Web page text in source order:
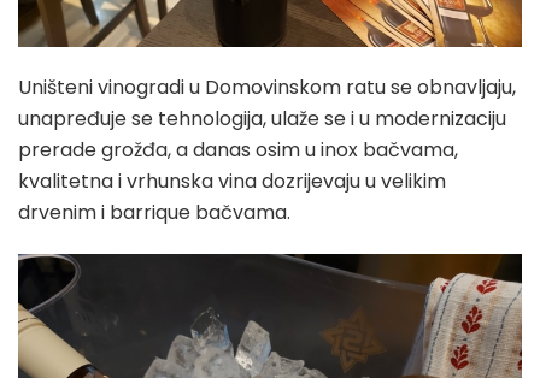
Uništeni vinogradi u Domovinskom ratu se obnavljaju,
unapređuje se tehnologija, ulaže se i u modernizaciju
prerade grožđa, a danas osim u inox bačvama,
kvalitetna i vrhunska vina dozrijevaju u velikim
drvenim i barrique bačvama.